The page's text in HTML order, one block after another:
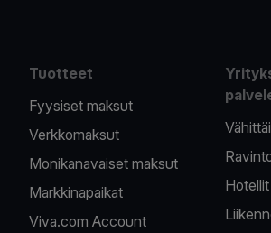
Tuotteet
Fyysiset maksut
Verkkomaksut
Monikanavaiset maksut
Markkinapaikat
Viva.com Account
Hotellit